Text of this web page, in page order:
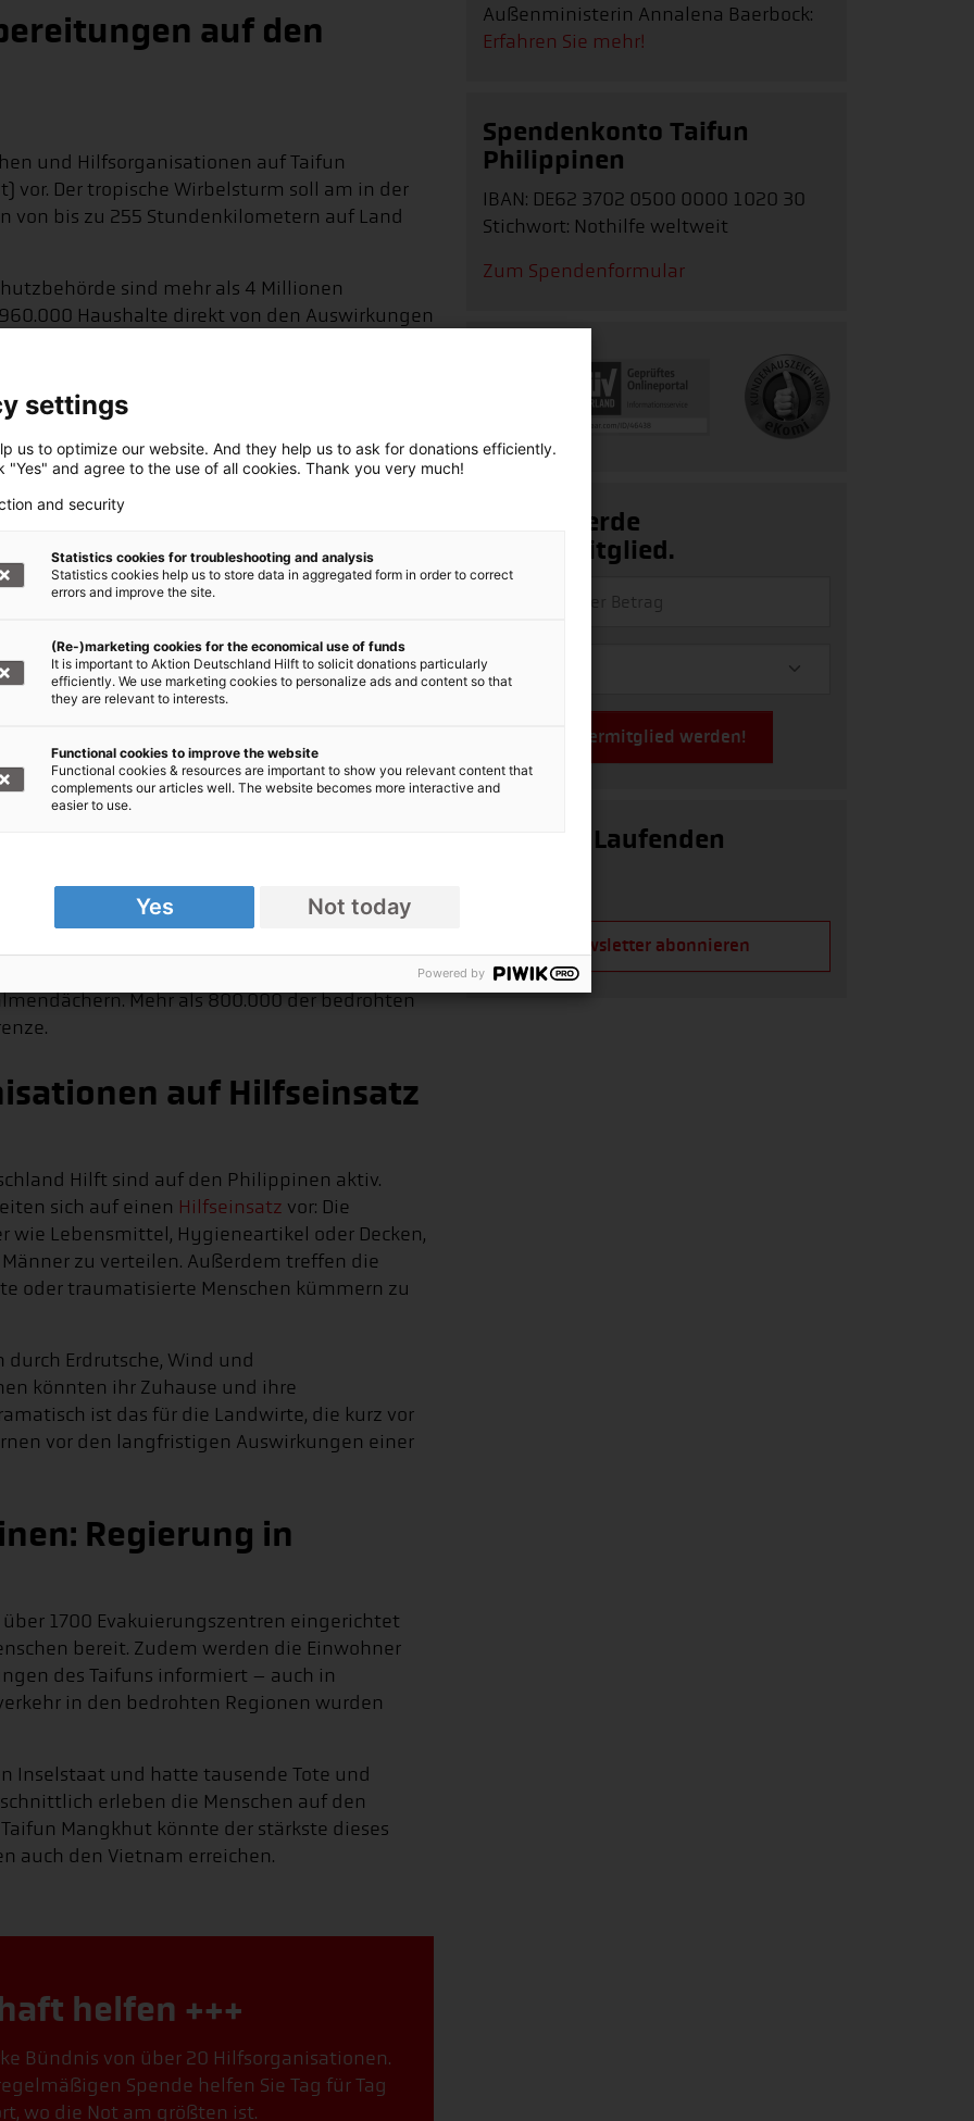
auf den
und Hilfsorganisationen auf Taifun
vor. Der tropische Wirbelsturm soll am in der
von bis zu 255 Stundenkilometern auf Land
sind mehr als 4 Millionen
Haushalte direkt von den Auswirkungen
und meterhohe
Regenfällen und meterhohen Sturmfluten
und Erdrutsche zur Folge
in Cagayan auf Land treffen.
der den Artikel ergänzt. Sie können
anzeigen lassen oder wieder
Inhalte angezeigt werden. Damit können
übermittelt werden. Mehr in unserer
wurden aufgefordert, sich in Sicherheit zu
Menschen in einfach gebauten Häusern
Mehr als 800.000 der bedrohten
auf Hilfseinsatz
Hilft sind auf den Philippinen aktiv.
sich auf einen Hilfseinsatz vor: Die
wie Lebensmittel, Hygieneartikel oder Decken,
zu verteilen. Außerdem treffen die
oder traumatisierte Menschen kümmern zu
Erdrutsche, Wind und
könnten ihr Zuhause und ihre
ist das für die Landwirte, die kurz vor
vor den langfristigen Auswirkungen einer
Regierung in
1700 Evakuierungszentren eingerichtet
bereit. Zudem werden die Einwohner
des Taifuns informiert – auch in
in den bedrohten Regionen wurden
Inselstaat und hatte tausende Tote und
erleben die Menschen auf den
Taifun Mangkhut könnte der stärkste dieses
auch den Vietnam erreichen.
helfen +++
Bündnis von über 20 Hilfsorganisationen.
Spende helfen Sie Tag für Tag
wo die Not am größten ist.
Außenministerin Annalena Baerbock:
Erfahren Sie mehr!
Spendenkonto Taifun
Philippinen
IBAN: DE62 3702 0500 0000 1020 30
Stichwort: Nothilfe weltweit
Zum Spendenformular
Ja, ich werde
Fördermitglied.
Jetzt Fördermitglied werden!
Auf dem Laufenden
Newsletter abonnieren
settings
us to optimize our website. And they help us to ask for donations efficiently.
"Yes" and agree to the use of all cookies. Thank you very much!
and security
Statistics cookies for troubleshooting and analysis
Statistics cookies help us to store data in aggregated form in order to correct
errors and improve the site.
(Re-)marketing cookies for the economical use of funds
It is important to Aktion Deutschland Hilft to solicit donations particularly
efficiently. We use marketing cookies to personalize ads and content so that
they are relevant to interests.
Functional cookies to improve the website
Functional cookies & resources are important to show you relevant content that
complements our articles well. The website becomes more interactive and
easier to use.
Yes Not today
Powered by